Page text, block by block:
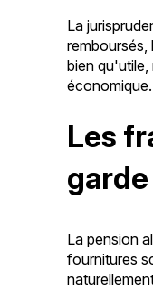
La
bien
économique.
Les
La pension
fournitures